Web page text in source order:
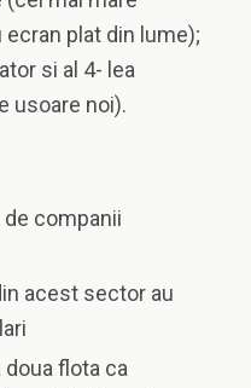
plat din lume);
si al 4- lea
usoare noi).
companii
acest sector au
flota ca